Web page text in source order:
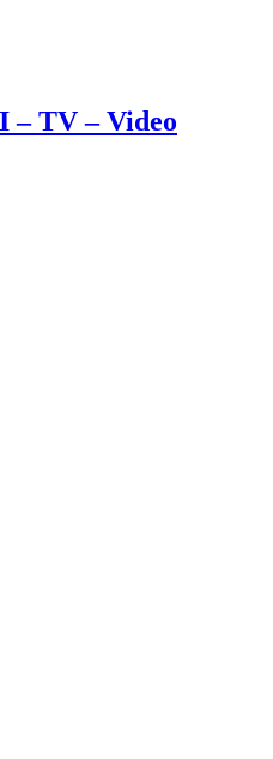
TV – Video